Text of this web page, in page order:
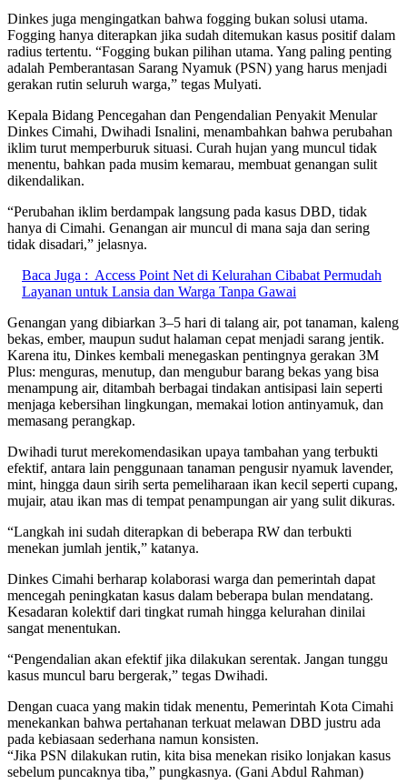
Dinkes juga mengingatkan bahwa fogging bukan solusi utama.
Fogging hanya diterapkan jika sudah ditemukan kasus positif dalam
radius tertentu. “Fogging bukan pilihan utama. Yang paling penting
adalah Pemberantasan Sarang Nyamuk (PSN) yang harus menjadi
gerakan rutin seluruh warga,” tegas Mulyati.
Kepala Bidang Pencegahan dan Pengendalian Penyakit Menular
Dinkes Cimahi, Dwihadi Isnalini, menambahkan bahwa perubahan
iklim turut memperburuk situasi. Curah hujan yang muncul tidak
menentu, bahkan pada musim kemarau, membuat genangan sulit
dikendalikan.
“Perubahan iklim berdampak langsung pada kasus DBD, tidak
hanya di Cimahi. Genangan air muncul di mana saja dan sering
tidak disadari,” jelasnya.
Baca Juga : Access Point Net di Kelurahan Cibabat Permudah
Layanan untuk Lansia dan Warga Tanpa Gawai
Genangan yang dibiarkan 3–5 hari di talang air, pot tanaman, kaleng
bekas, ember, maupun sudut halaman cepat menjadi sarang jentik.
Karena itu, Dinkes kembali menegaskan pentingnya gerakan 3M
Plus: menguras, menutup, dan mengubur barang bekas yang bisa
menampung air, ditambah berbagai tindakan antisipasi lain seperti
menjaga kebersihan lingkungan, memakai lotion antinyamuk, dan
memasang perangkap.
Dwihadi turut merekomendasikan upaya tambahan yang terbukti
efektif, antara lain penggunaan tanaman pengusir nyamuk lavender,
mint, hingga daun sirih serta pemeliharaan ikan kecil seperti cupang,
mujair, atau ikan mas di tempat penampungan air yang sulit dikuras.
“Langkah ini sudah diterapkan di beberapa RW dan terbukti
menekan jumlah jentik,” katanya.
Dinkes Cimahi berharap kolaborasi warga dan pemerintah dapat
mencegah peningkatan kasus dalam beberapa bulan mendatang.
Kesadaran kolektif dari tingkat rumah hingga kelurahan dinilai
sangat menentukan.
“Pengendalian akan efektif jika dilakukan serentak. Jangan tunggu
kasus muncul baru bergerak,” tegas Dwihadi.
Dengan cuaca yang makin tidak menentu, Pemerintah Kota Cimahi
menekankan bahwa pertahanan terkuat melawan DBD justru ada
pada kebiasaan sederhana namun konsisten.
“Jika PSN dilakukan rutin, kita bisa menekan risiko lonjakan kasus
sebelum puncaknya tiba,” pungkasnya. (Gani Abdul Rahman)